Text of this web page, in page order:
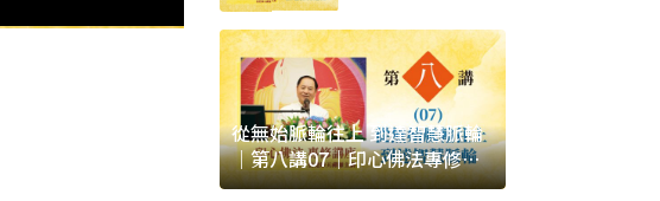
法專修講座
從無始脈輪往上 到達智慧脈輪
｜第八講07｜印心佛法專修講
座